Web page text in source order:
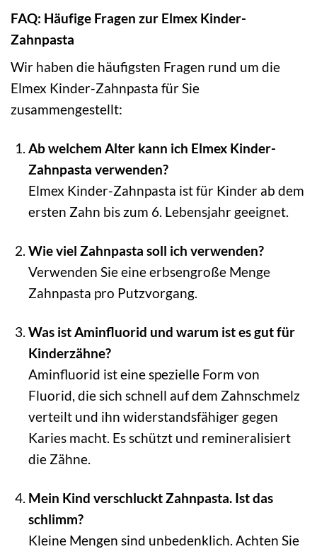
FAQ: Häufige Fragen zur Elmex Kinder-
Zahnpasta
Wir haben die häufigsten Fragen rund um die
Elmex Kinder-Zahnpasta für Sie
zusammengestellt:
Ab welchem Alter kann ich Elmex Kinder-
Zahnpasta verwenden?
Elmex Kinder-Zahnpasta ist für Kinder ab dem
ersten Zahn bis zum 6. Lebensjahr geeignet.
Wie viel Zahnpasta soll ich verwenden?
Verwenden Sie eine erbsengroße Menge
Zahnpasta pro Putzvorgang.
Was ist Aminfluorid und warum ist es gut für
Kinderzähne?
Aminfluorid ist eine spezielle Form von
Fluorid, die sich schnell auf dem Zahnschmelz
verteilt und ihn widerstandsfähiger gegen
Karies macht. Es schützt und remineralisiert
die Zähne.
Mein Kind verschluckt Zahnpasta. Ist das
schlimm?
Kleine Mengen sind unbedenklich. Achten Sie